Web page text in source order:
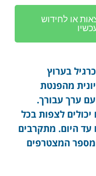
או לחידוש
בערוץ
מהפנטת
ערך עבורך.
לצפות בכל
היום. מתקרבים
המצטרפים